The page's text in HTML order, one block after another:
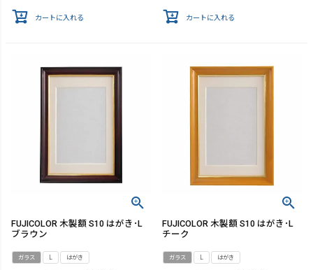
カートに入れる カートに入れる
FUJICOLOR 木製額 S10 はがき･L
ブラウン
ガラス L はがき
FUJICOLOR 木製額 S10 はがき･L
チーク
ガラス L はがき